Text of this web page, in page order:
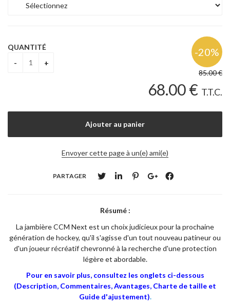
85.00€
68.00€ T.T.C.
QUANTITÉ
Envoyer cette page à un(e) ami(e)
PARTAGER
Résumé :
La jambière CCM Next est un choix judicieux pour la prochaine
génération de hockey, qu'il s'agisse d'un tout nouveau patineur ou
d'un joueur récréatif chevronné à la recherche d'une protection
légère et abordable.
Pour en savoir plus, consultez les onglets ci-dessous
(Description, Commentaires, Avantages, Charte de taille et
Guide d'ajustement).